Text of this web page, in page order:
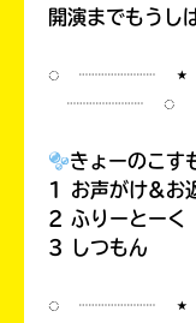
開演までもうし
◌ ┈┈┈┈
┈┈┈┈ ◌
きょーのこす
1 お声がけ&お
2 ふりーとーく
3 しつもん
◌ ┈┈┈┈